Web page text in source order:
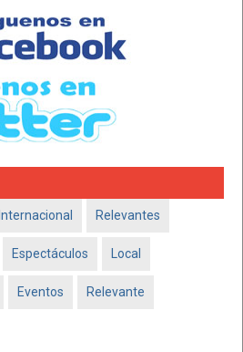
Internacional Relevantes
Espectáculos Local
Eventos Relevante